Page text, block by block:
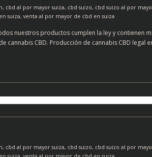
, cbd al por mayor suiza, cbd suizo, cbd suizo al por
suiza, venta al por mayor de cbd en suiza
nuestros productos cumplen la ley y contienen
CBD. Producción de cannabis CBD legal
, cbd al por mayor suiza, cbd suizo, cbd suizo al por